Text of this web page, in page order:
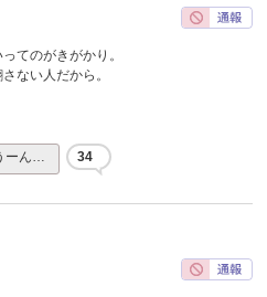
てのがきがかり。
ない人だから。
ーん… 34